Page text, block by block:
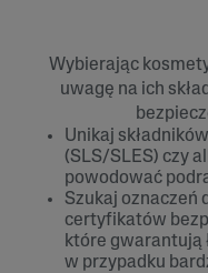
Wybierając
uwagę na ich
Unikaj
(SLS/SLES) czy
powodować
Szukaj oznaczeń
certyfikatów
które gwarantują
w przypadku